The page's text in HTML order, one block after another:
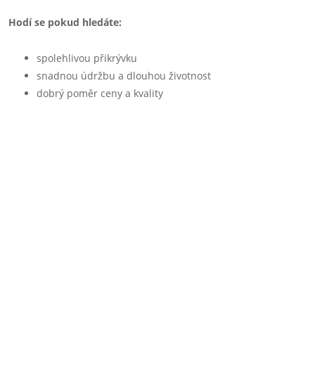
Hodí se pokud hledáte:
spolehlivou přikrývku
snadnou údržbu a dlouhou životnost
dobrý poměr ceny a kvality